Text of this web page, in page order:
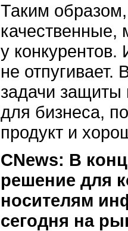
Таким
у конкурентов.
не
задачи
для бизнеса,
продукт и
CNews: В
решение для
носителям
сегодня на